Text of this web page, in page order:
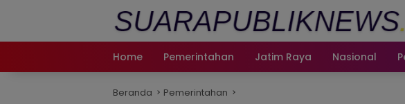
Home
Pemerintahan Jatim Raya Nasional
Beranda Pemerintahan